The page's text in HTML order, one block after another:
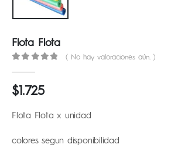
Flota Flota
( No hay valoraciones aún. )
$1.725
Flota Flota x unidad
colores segun disponibilidad